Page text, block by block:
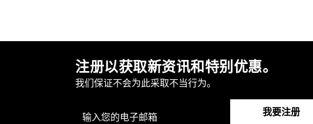
注册以获取新资讯和特别优惠。
我们保证不会为此采取不当行为。
Email 我要注册